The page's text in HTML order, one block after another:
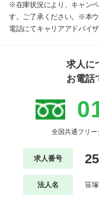
※在庫状況により、キャン
す。ご了承ください。※本
電話にてキャリアアドバイ
求人に
お電話
全国共通フリ
求人番号
法人名 笹